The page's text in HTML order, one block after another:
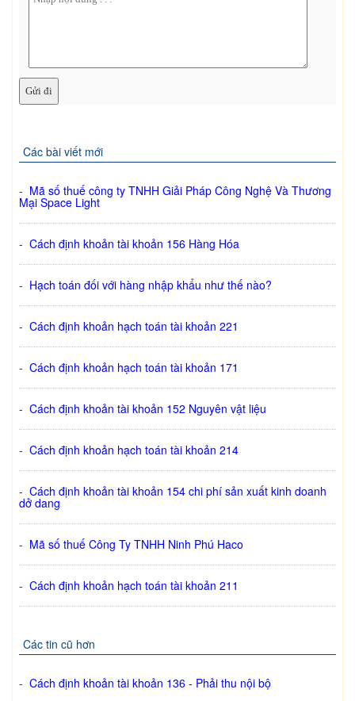
Các bài viết mới
- Mã số thuế công ty TNHH Giải Pháp Công Nghệ Và Thương
Mại Space Light
- Cách định khoản tài khoản 156 Hàng Hóa
- Hạch toán đối với hàng nhập khẩu như thế nào?
- Cách định khoản hạch toán tài khoản 221
- Cách định khoản hạch toán tài khoản 171
- Cách định khoản tài khoản 152 Nguyên vật liệu
- Cách định khoản hạch toán tài khoản 214
- Cách định khoản tài khoản 154 chi phí sản xuất kinh doanh
dở dang
- Mã số thuế Công Ty TNHH Ninh Phú Haco
- Cách định khoản hạch toán tài khoản 211
Các tin cũ hơn
- Cách định khoản tài khoản 136 - Phải thu nội bộ